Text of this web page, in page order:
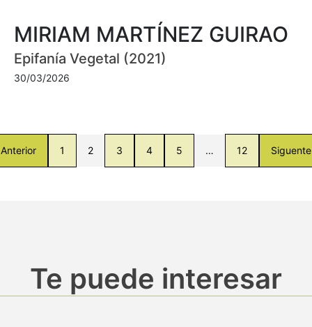
MIRIAM MARTÍNEZ GUIRAO
Epifanía Vegetal (2021)
30/03/2026
Anterior 1 2 3 4 5 … 12 Siguente
Te puede interesar